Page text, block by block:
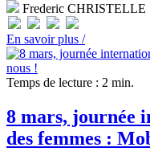
Frederic CHRISTELLE
En savoir plus /
Temps de lecture : 2 min.
8 mars, journée
des femmes :